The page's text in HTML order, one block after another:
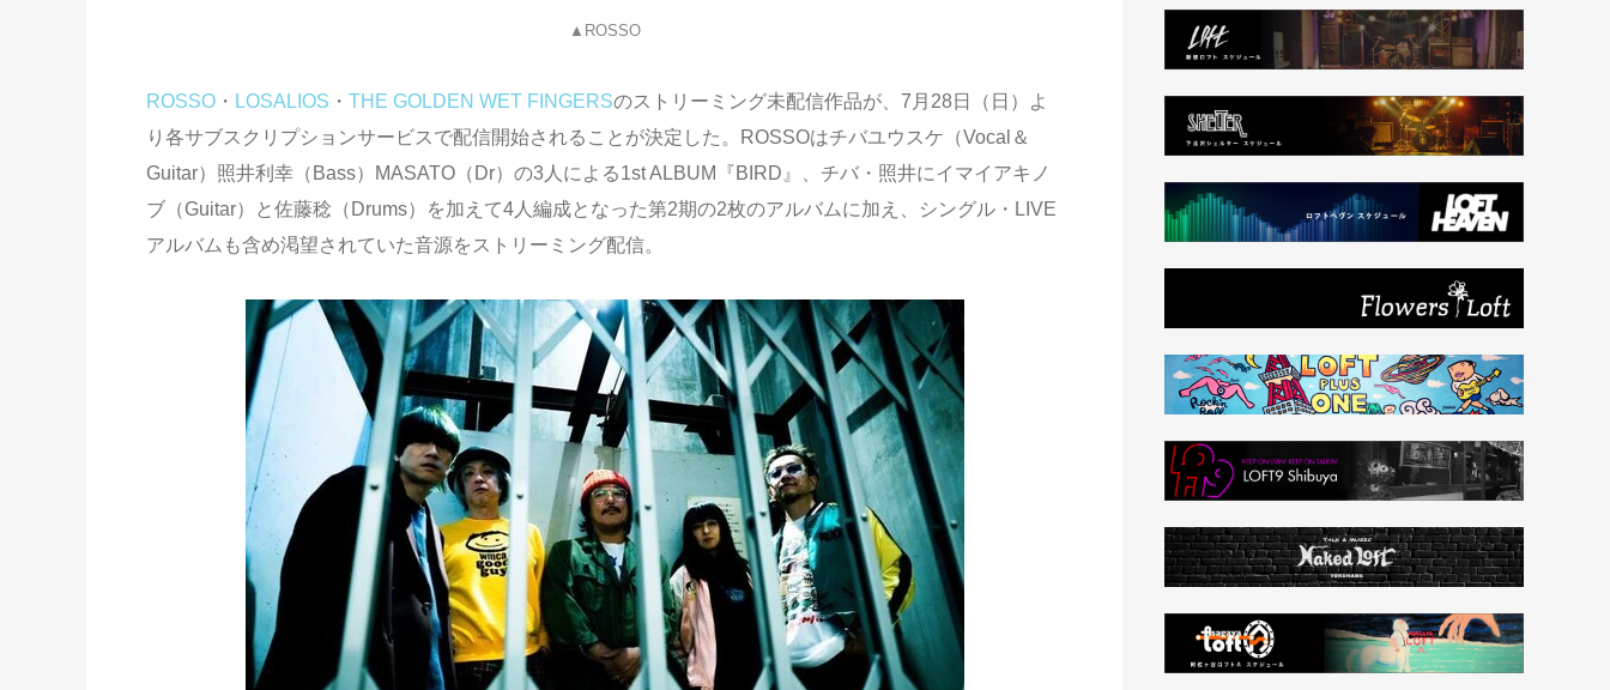
▲ROSSO
ROSSO ・ LOSALIOS ・ THE GOLDEN WET FINGERSのストリーミング未配信作品が、7月28日（日）よ
り各サブスクリプションサービスで配信開始されることが決定した。ROSSOはチバユウスケ（Vocal＆
Guitar）照井利幸（Bass）MASATO（Dr）の3人による1st ALBUM『BIRD』、チバ・照井にイマイアキノ
ブ（Guitar）と佐藤稔（Drums）を加えて4人編成となった第2期の2枚のアルバムに加え、シングル・LIVE
アルバムも含め渇望されていた音源をストリーミング配信。